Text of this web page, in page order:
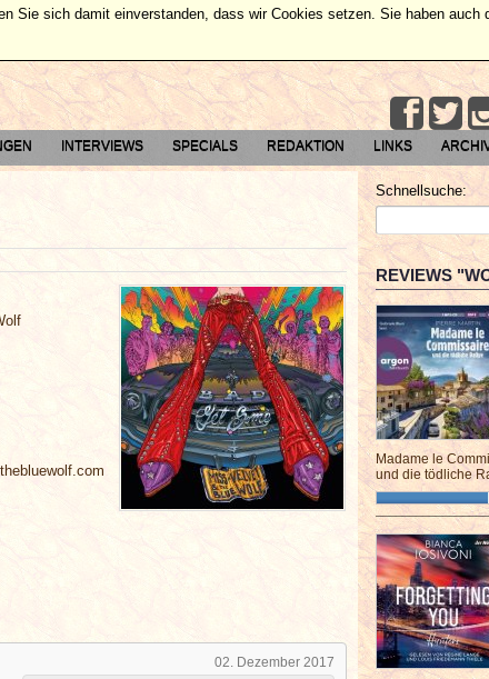
INTERVIEWS SPECIALS REDAKTION LINKS
02. Dezember 2017
Schnellsuche:
REVIEWS
Madame le
und die tödliche
Sie sich damit einverstanden, dass wir Cookies setzen. Sie haben auch